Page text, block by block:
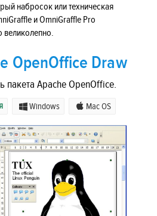
набросок или техническая
и OmniGraffle Pro
великолепно.
OpenOffice Draw
пакета Apache OpenOffice.
Windows Mac OS